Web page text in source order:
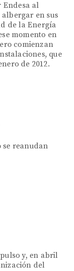
al
en sus
de la Energía
momento en
comienzan
que
de 2012.
reanudan
y, en abril
del